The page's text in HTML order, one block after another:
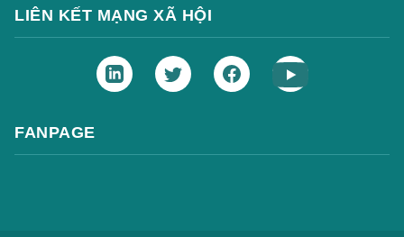
LIÊN KẾT MẠNG XÃ HỘI
FANPAGE